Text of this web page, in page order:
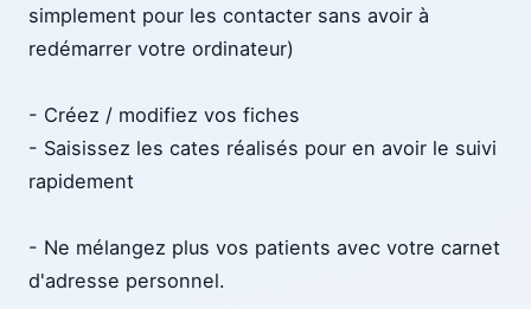
simplement pour les contacter sans avoir à
redémarrer votre ordinateur)
- Créez / modifiez vos fiches
- Saisissez les cates réalisés pour en avoir le suivi
rapidement
- Ne mélangez plus vos patients avec votre carnet
d'adresse personnel.